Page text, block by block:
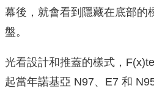
幕後，就會看到隱藏在底部的
盤。
光看設計和推蓋的樣式，
起當年諾基亞 N97、E7 和